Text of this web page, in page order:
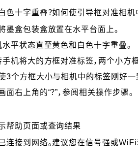
色十字重叠？如何使引导框对准相机
墨盒包装盒放置在水平台面上。
水平状态直至黄色和白色十字重叠。
手机将大的方框对准标签，两个小方
3个方框大小与相机中的标签刚好一
右上角的“？”，参阅相关操作步骤。
帮助页面或查询结果
连接到网络。建议您在信号强或WiFi